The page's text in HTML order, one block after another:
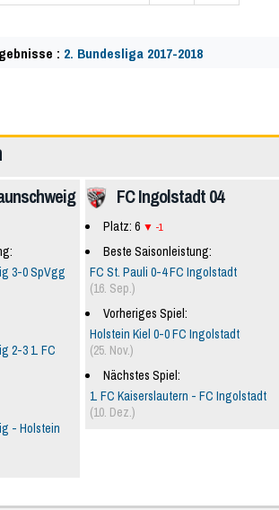
: 2. Bundesliga 2017-2018
FC Ingolstadt 04
Platz: 6 -1
Beste Saisonleistung:
FC St. Pauli 0-4 FC Ingolstadt
(16. Sep.)
Vorheriges Spiel:
Holstein Kiel 0-0 FC Ingolstadt
(25. Nov.)
Nächstes Spiel:
1. FC Kaiserslautern - FC Ingolstadt
(10. Dez.)
3-0 SpVgg
2-3 1. FC
- Holstein